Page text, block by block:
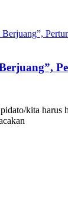
kita harus